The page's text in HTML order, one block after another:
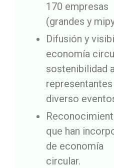
170 empresas
(grandes y
Difusión y
economía
sostenibilidad
diverso
que han
de economía
circular.